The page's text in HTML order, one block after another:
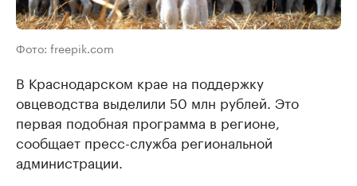
Фото: freepik.com
В Краснодарском крае на поддержку
овцеводства выделили 50 млн рублей. Это
первая подобная программа в регионе,
сообщает пресс-служба региональной
администрации.